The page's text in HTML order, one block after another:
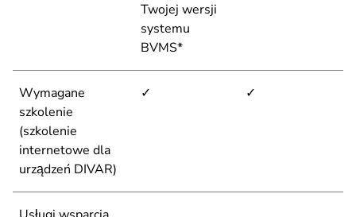
Twojej wersji
systemu
BVMS*
Wymagane
szkolenie
(szkolenie
internetowe dla
urządzeń DIVAR)
✓ ✓